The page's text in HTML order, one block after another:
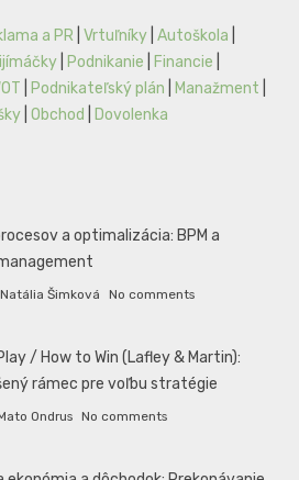
a PR Vrtuľníky Autoškola
Podnikanie Financie
Podnikateľský plán Manažment
Obchod Dovolenka
a optimalizácia: BPM a
Natália Šimková No comments
/ How to Win (Lafley & Martin):
rámec pre voľbu stratégie
Ondrus No comments